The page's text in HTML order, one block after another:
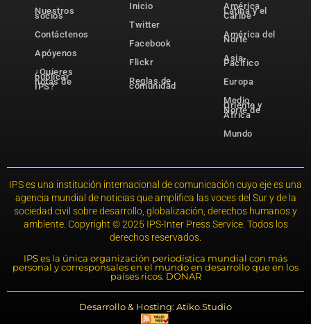
Nuestros
socios
Contáctenos
Apóyenos
¿Quieres
publicar
notas de
IPS?
Inicio
Twitter
Facebook
Flickr
Reglas de
comunidad
América
Latina y el
Caribe
América del
Norte
Asia-
Pacífico
Europa
Medio
Oriente y
Norte de
África
Mundo
IPS es una institución internacional de comunicación cuyo eje es una
agencia mundial de noticias que amplifica las voces del Sur y de la
sociedad civil sobre desarrollo, globalización, derechos humanos y
ambiente. Copyright © 2025 IPS-Inter Press Service. Todos los
derechos reservados.
IPS es la única organización periodística mundial con más
personal y corresponsales en el mundo en desarrollo que en los
países ricos. DONAR
Desarrollo & Hosting: Atiko.Studio